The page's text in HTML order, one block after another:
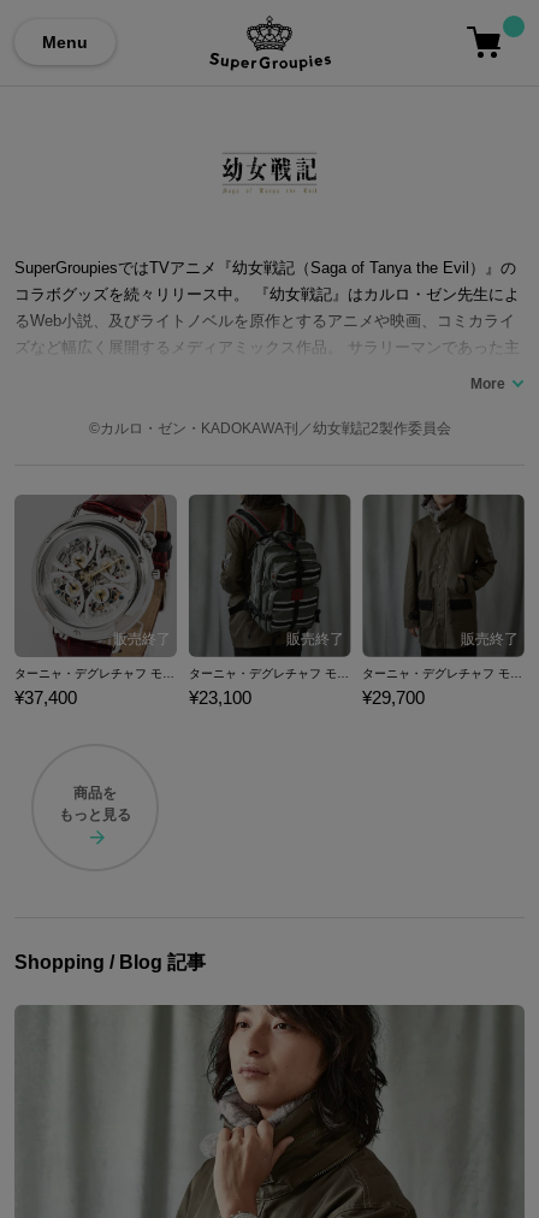
Menu
SuperGroupiesではTVアニメ『幼女戦記（Saga of Tanya the Evil）』の
コラボグッズを続々リリース中。 『幼女戦記』はカルロ・ゼン先生によ
るWeb小説、及びライトノベルを原作とするアニメや映画、コミカライ
ズなど幅広く展開するメディアミックス作品。 サラリーマンであった主
人公が金髪碧眼の幼女「ターニャ・デグレチャフ」として、別世界に転
憶を駆使し、士官学校を経て、前線に繰り出し戦果をあげていくという
記Ⅱ』の制作も決定しており、「パチスロ幼女戦記」も展開されるなどそ
の人気は留まるところを知らない。 ここではアニメ『幼女戦記』コラボ
の腕時計やアウター、バッグなどのコラボファッションアイテムをご紹
介いたします。
©カルロ・ゼン・KADOKAWA刊／幼女戦記2製作委員会
¥37,400 ¥23,100 ¥29,700
商品を
もっと見る
Shopping / Blog 記事